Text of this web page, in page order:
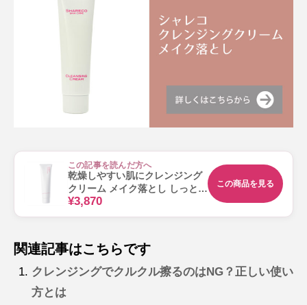
この記事を読んだ方へ
乾燥しやすい肌にクレンジング
クリーム メイク落とし しっとり
洗い上がり 低刺激 無香料 シャ
レコ 85g
¥3,870
この商品を見る
関連記事はこちらです
クレンジングでクルクル擦るのはNG？正しい使い
方とは